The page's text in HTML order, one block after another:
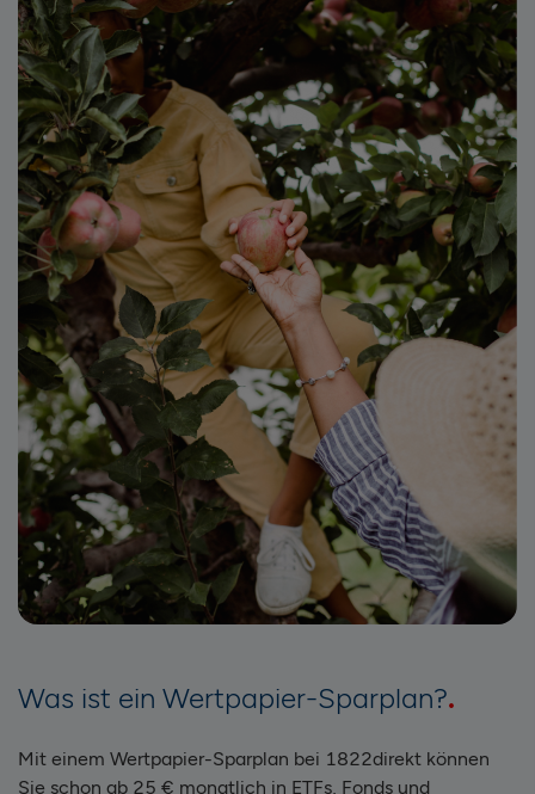
Was ist ein Wertpapier-Sparplan?
Mit einem Wertpapier-Sparplan bei 1822direkt können
Sie schon ab 25 € monatlich in ETFs, Fonds und